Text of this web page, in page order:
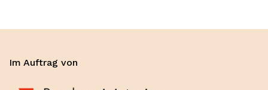
Im Auftrag von